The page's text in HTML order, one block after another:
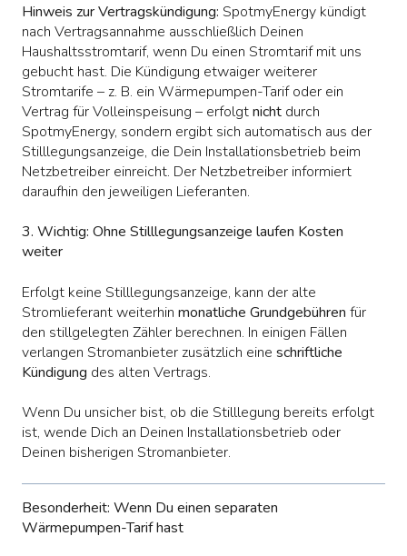
Hinweis zur Vertragskündigung: SpotmyEnergy kündigt
nach Vertragsannahme ausschließlich Deinen
Haushaltsstromtarif, wenn Du einen Stromtarif mit uns
gebucht hast. Die Kündigung etwaiger weiterer
Stromtarife – z. B. ein Wärmepumpen-Tarif oder ein
Vertrag für Volleinspeisung – erfolgtnicht durch
SpotmyEnergy, sondern ergibt sich automatisch aus der
Stilllegungsanzeige, die Dein Installationsbetrieb beim
Netzbetreiber einreicht. Der Netzbetreiber informiert
daraufhin den jeweiligen Lieferanten.
3. Wichtig: Ohne Stilllegungsanzeige laufen Kosten
weiter
Erfolgt keine Stilllegungsanzeige, kann der alte
Stromlieferant weiterhin monatliche Grundgebühren für
den stillgelegten Zähler berechnen. In einigen Fällen
verlangen Stromanbieter zusätzlich eine schriftliche
Kündigung des alten Vertrags.
Wenn Du unsicher bist, ob die Stilllegung bereits erfolgt
ist, wende Dich an Deinen Installationsbetrieb oder
Deinen bisherigen Stromanbieter.
Besonderheit: Wenn Du einen separaten
Wärmepumpen-Tarif hast